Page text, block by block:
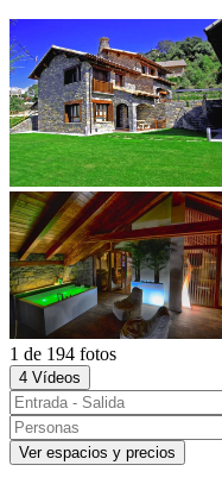
1 de 194 fotos
4 Vídeos
Ver espacios y precios